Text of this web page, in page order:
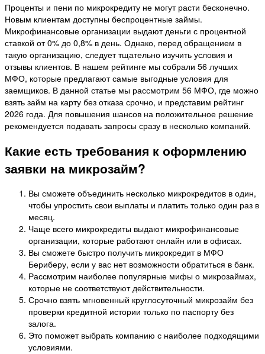
Проценты и пени по микрокредиту не могут расти бесконечно.
Новым клиентам доступны беспроцентные займы.
Микрофинансовые организации выдают деньги с процентной
ставкой от 0% до 0,8% в день. Однако, перед обращением в
такую организацию, следует тщательно изучить условия и
отзывы клиентов. В нашем рейтинге мы собрали 56 лучших
МФО, которые предлагают самые выгодные условия для
заемщиков. В данной статье мы рассмотрим 56 МФО, где можно
взять займ на карту без отказа срочно, и представим рейтинг
2026 года. Для повышения шансов на положительное решение
рекомендуется подавать запросы сразу в несколько компаний.
Какие есть требования к оформлению
заявки на микрозайм?
Вы сможете объединить несколько микрокредитов в один,
чтобы упростить свои выплаты и платить только один раз в
месяц.
Чаще всего микрокредиты выдают микрофинансовые
организации, которые работают онлайн или в офисах.
Вы сможете быстро получить микрокредит в МФО
Бериберу, если у вас нет возможности обратиться в банк.
Рассмотрим наиболее популярные мифы о микрозаймах,
которые не соответствуют действительности.
Срочно взять мгновенный круглосуточный микрозайм без
проверки кредитной истории только по паспорту без
залога.
Это поможет выбрать компанию с наиболее подходящими
условиями.